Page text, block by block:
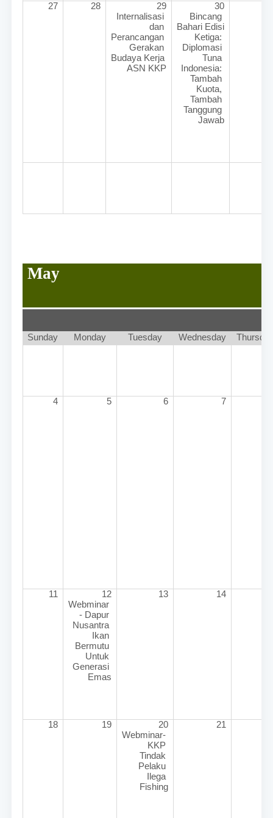
27 28
29
Internalisasi
dan
Perancangan
Gerakan
Budaya Kerja
ASN KKP
30
Bincang
Bahari Edisi
Ketiga:
Diplomasi
Tuna
Indonesia:
Tambah
Kuota,
Tambah
Tanggung
Jawab
May
Sunday Monday Tuesday Wednesday
4 5 6 7
11
12
Webminar
- Dapur
Nusantra
Ikan
Bermutu
Untuk
Generasi
Emas
13 14
18 19
20
Webminar-
KKP
Tindak
Pelaku
Ilega
Fishing
21